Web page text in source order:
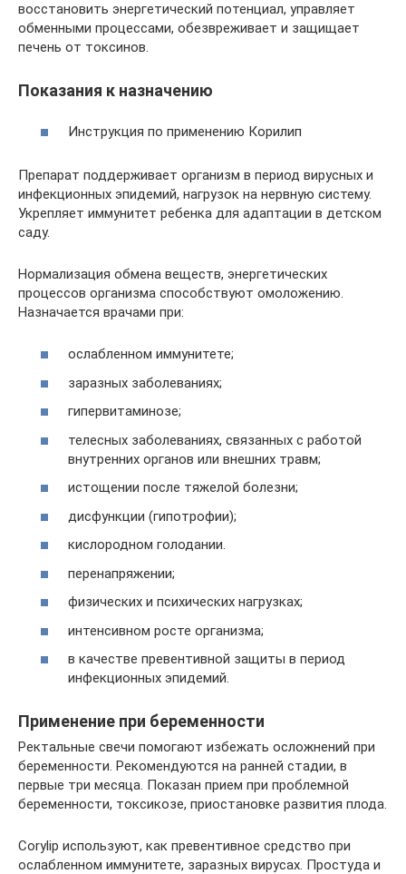
восстановить энергетический потенциал, управляет
обменными процессами, обезвреживает и защищает
печень от токсинов.
Показания к назначению
Инструкция по применению Корилип
Препарат поддерживает организм в период вирусных и
инфекционных эпидемий, нагрузок на нервную систему.
Укрепляет иммунитет ребенка для адаптации в детском
саду.
Нормализация обмена веществ, энергетических
процессов организма способствуют омоложению.
Назначается врачами при:
ослабленном иммунитете;
заразных заболеваниях;
гипервитаминозе;
телесных заболеваниях, связанных с работой
внутренних органов или внешних травм;
истощении после тяжелой болезни;
дисфункции (гипотрофии);
кислородном голодании.
перенапряжении;
физических и психических нагрузках;
интенсивном росте организма;
в качестве превентивной защиты в период
инфекционных эпидемий.
Применение при беременности
Ректальные свечи помогают избежать осложнений при
беременности. Рекомендуются на ранней стадии, в
первые три месяца. Показан прием при проблемной
беременности, токсикозе, приостановке развития плода.
Corylip используют, как превентивное средство при
ослабленном иммунитете, заразных вирусах. Простуда и